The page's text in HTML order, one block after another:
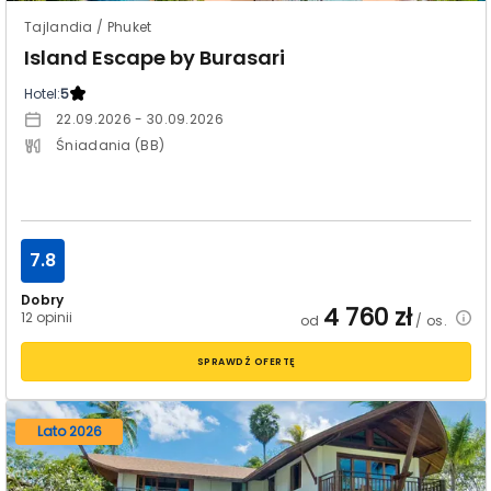
Tajlandia / Phuket
Island Escape by Burasari
Hotel:5
22.09.2026 - 30.09.2026
Śniadania (BB)
Dobry
12 opinii
7.8
od 4 760 zł/ os.
SPRAWDŹ OFERTĘ
Lato 2026